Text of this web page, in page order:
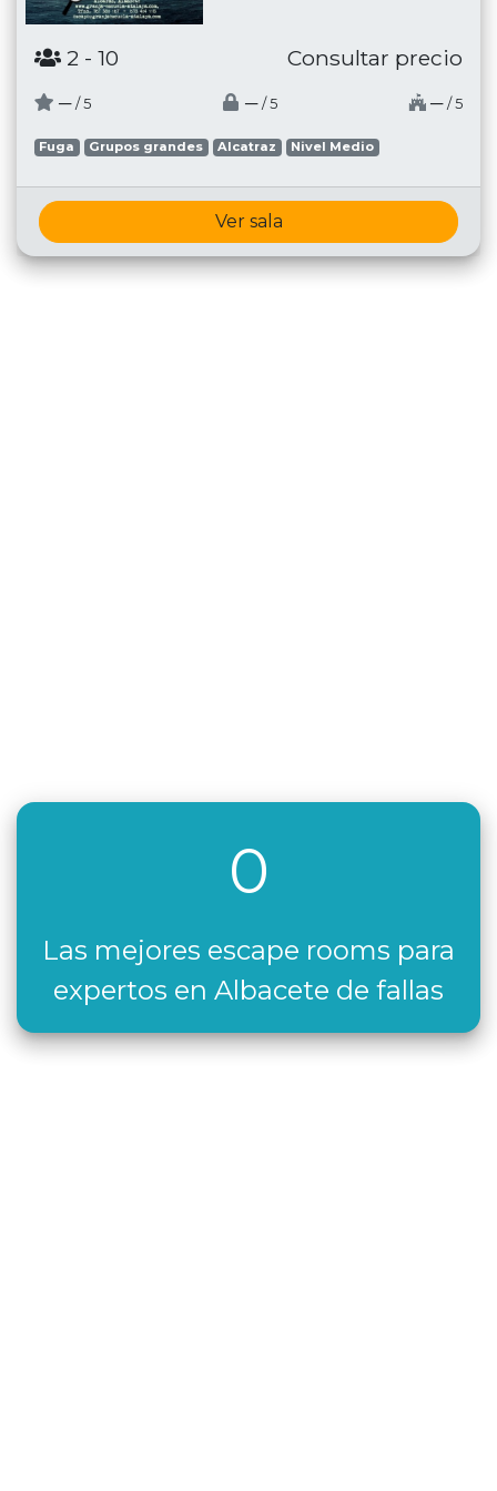
2 - 10 Consultar precio
─ / 5 ─ / 5 ─ / 5
Fuga Grupos grandes Alcatraz Nivel Medio
Ver sala
0
Las mejores escape rooms para
expertos en Albacete de fallas